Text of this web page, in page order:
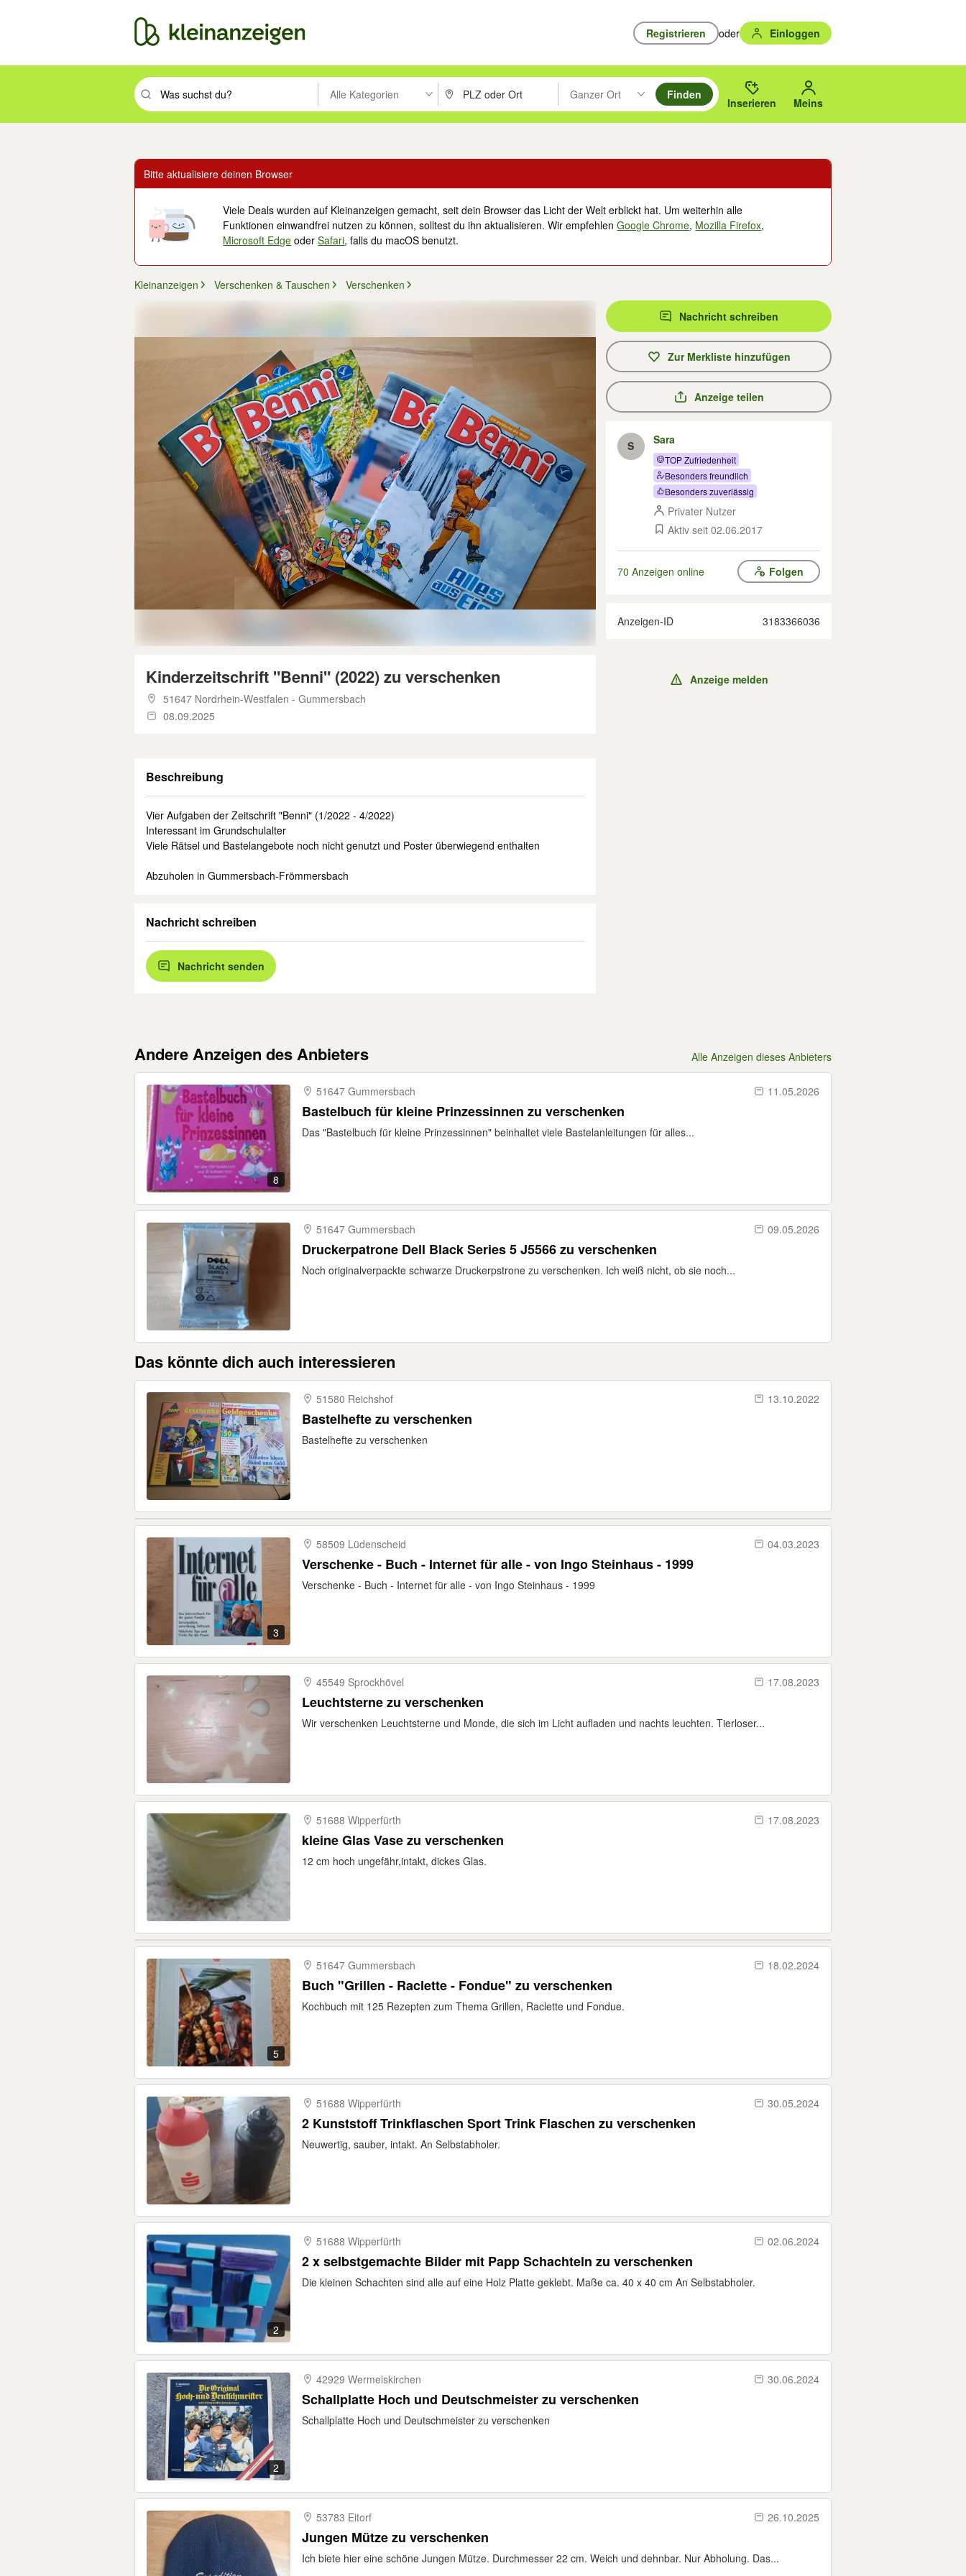
Registrieren oder Einloggen
Suchbegriff eingeben. Eingabetaste drücken um zu suchen, oder Vorschläge mit den Pfeiltasten nach oben/unten durchsuchen und mit Eingabetaste auswählen.
Alle Kategorien PLZ oder Ort eingeben. Eingabetaste drücken um zu suchen, oder Vorschläge mit den Pfeiltasten nach oben/
Ganzer Ort
Suche im Umkreis des gewählten Orts oder PLZ.
Finden
Inserieren Meins
Bitte aktualisiere deinen Browser
Viele Deals wurden auf Kleinanzeigen gemacht, seit dein Browser das Licht der Welt erblickt hat. Um weiterhin alle
Funktionen einwandfrei nutzen zu können, solltest du ihn aktualisieren. Wir empfehlenGoogle Chrome, Mozilla Firefox,
Microsoft Edge oderSafari, falls du macOS benutzt.
Kleinanzeigen Verschenken & Tauschen Verschenken
Kinderzeitschrift "Benni" (2022) zu verschenken
51647 Nordrhein-Westfalen - Gummersbach
08.09.2025
Beschreibung
Vier Aufgaben der Zeitschrift "Benni" (1/2022 - 4/2022)
Interessant im Grundschulalter
Viele Rätsel und Bastelangebote noch nicht genutzt und Poster überwiegend enthalten
Abzuholen in Gummersbach-Frömmersbach
Nachricht schreiben
Nachricht senden
Nachricht schreiben
Zur Merkliste hinzufügen
Anzeige teilen
S Sara
TOP Zufriedenheit
Besonders freundlich
Besonders zuverlässig
Privater Nutzer
Aktiv seit 02.06.2017
70 Anzeigen online Folgen
Anzeigen-ID 3183366036
Anzeige melden
Andere Anzeigen des Anbieters Alle Anzeigen dieses Anbieters
8
51647 Gummersbach 11.05.2026
Bastelbuch für kleine Prinzessinnen zu verschenken
Das "Bastelbuch für kleine Prinzessinnen" beinhaltet viele Bastelanleitungen für alles...
51647 Gummersbach 09.05.2026
Druckerpatrone Dell Black Series 5 J5566 zu verschenken
Noch originalverpackte schwarze Druckerpstrone zu verschenken. Ich weiß nicht, ob sie noch...
Das könnte dich auch interessieren
51580 Reichshof 13.10.2022
Bastelhefte zu verschenken
Bastelhefte zu verschenken
3
58509 Lüdenscheid 04.03.2023
Verschenke - Buch - Internet für alle - von Ingo Steinhaus - 1999
Verschenke - Buch - Internet für alle - von Ingo Steinhaus - 1999
45549 Sprockhövel 17.08.2023
Leuchtsterne zu verschenken
Wir verschenken Leuchtsterne und Monde, die sich im Licht aufladen und nachts leuchten. Tierloser...
51688 Wipperfürth 17.08.2023
kleine Glas Vase zu verschenken
12 cm hoch ungefähr,intakt, dickes Glas.
5
51647 Gummersbach 18.02.2024
Buch "Grillen - Raclette - Fondue" zu verschenken
Kochbuch mit 125 Rezepten zum Thema Grillen, Raclette und Fondue.
51688 Wipperfürth 30.05.2024
2 Kunststoff Trinkflaschen Sport Trink Flaschen zu verschenken
Neuwertig, sauber, intakt. An Selbstabholer.
2
51688 Wipperfürth 02.06.2024
2 x selbstgemachte Bilder mit Papp Schachteln zu verschenken
Die kleinen Schachten sind alle auf eine Holz Platte geklebt. Maße ca. 40 x 40 cm An Selbstabholer.
2
42929 Wermelskirchen 30.06.2024
Schallplatte Hoch und Deutschmeister zu verschenken
Schallplatte Hoch und Deutschmeister zu verschenken
53783 Eitorf 26.10.2025
Jungen Mütze zu verschenken
Ich biete hier eine schöne Jungen Mütze. Durchmesser 22 cm. Weich und dehnbar. Nur Abholung. Das...